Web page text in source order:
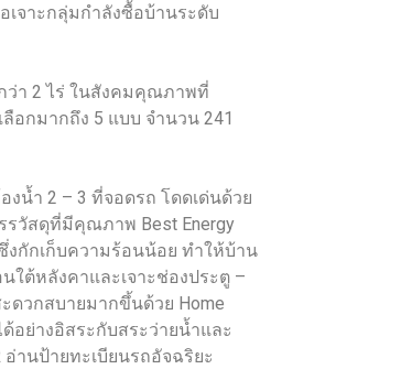
จาะกลุ่มกำลังซื้อบ้านระดับ
ว่า 2 ไร่ ในสังคมคุณภาพที่
อกมากถึง 5 แบบ จำนวน 241
น้ำ 2 – 3 ที่จอดรถ โดดเด่นด้วย
รวัสดุที่มีคุณภาพ Best Energy
งกักเก็บความร้อนน้อย ทำให้บ้าน
ใต้หลังคาและเจาะช่องประตู –
ดวกสบายมากขึ้นด้วย Home
อย่างอิสระกับสระว่ายน้ำและ
านป้ายทะเบียนรถอัจฉริยะ